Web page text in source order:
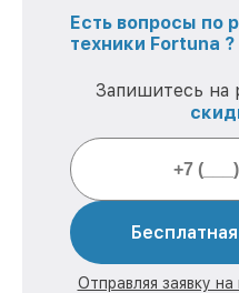
Есть вопросы по
техники Fortuna ?
Запишитесь на
Отправляя заявку